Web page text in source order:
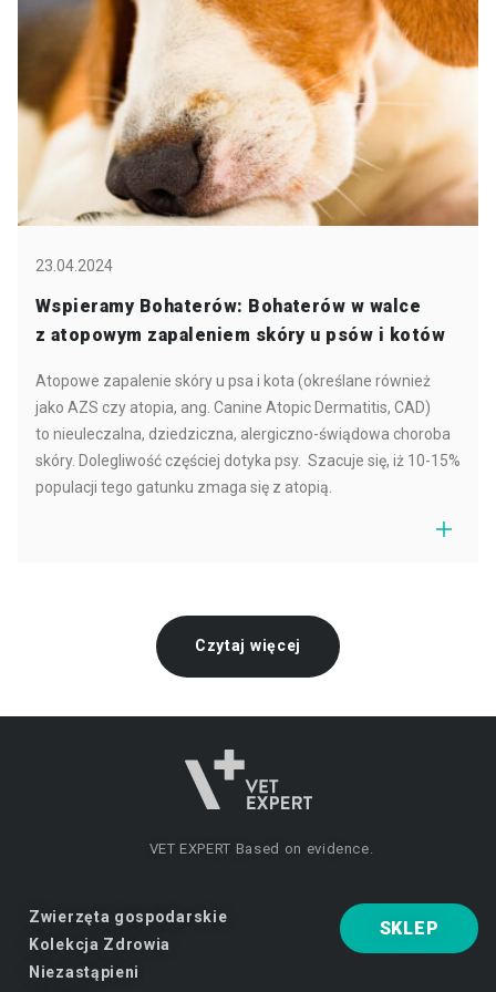
23.04.2024
Wspieramy Bohaterów: Bohaterów w walce
z atopowym zapaleniem skóry u psów i kotów
Atopowe zapalenie skóry u psa i kota (określane również
jako AZS czy atopia, ang. Canine Atopic Dermatitis, CAD)
to nieuleczalna, dziedziczna, alergiczno-świądowa choroba
skóry. Dolegliwość częściej dotyka psy. Szacuje się, iż 10-15%
populacji tego gatunku zmaga się z atopią.
Czytaj więcej
VET EXPERT Based on evidence.
Zwierzęta gospodarskie
Kolekcja Zdrowia
Niezastąpieni
SKLEP